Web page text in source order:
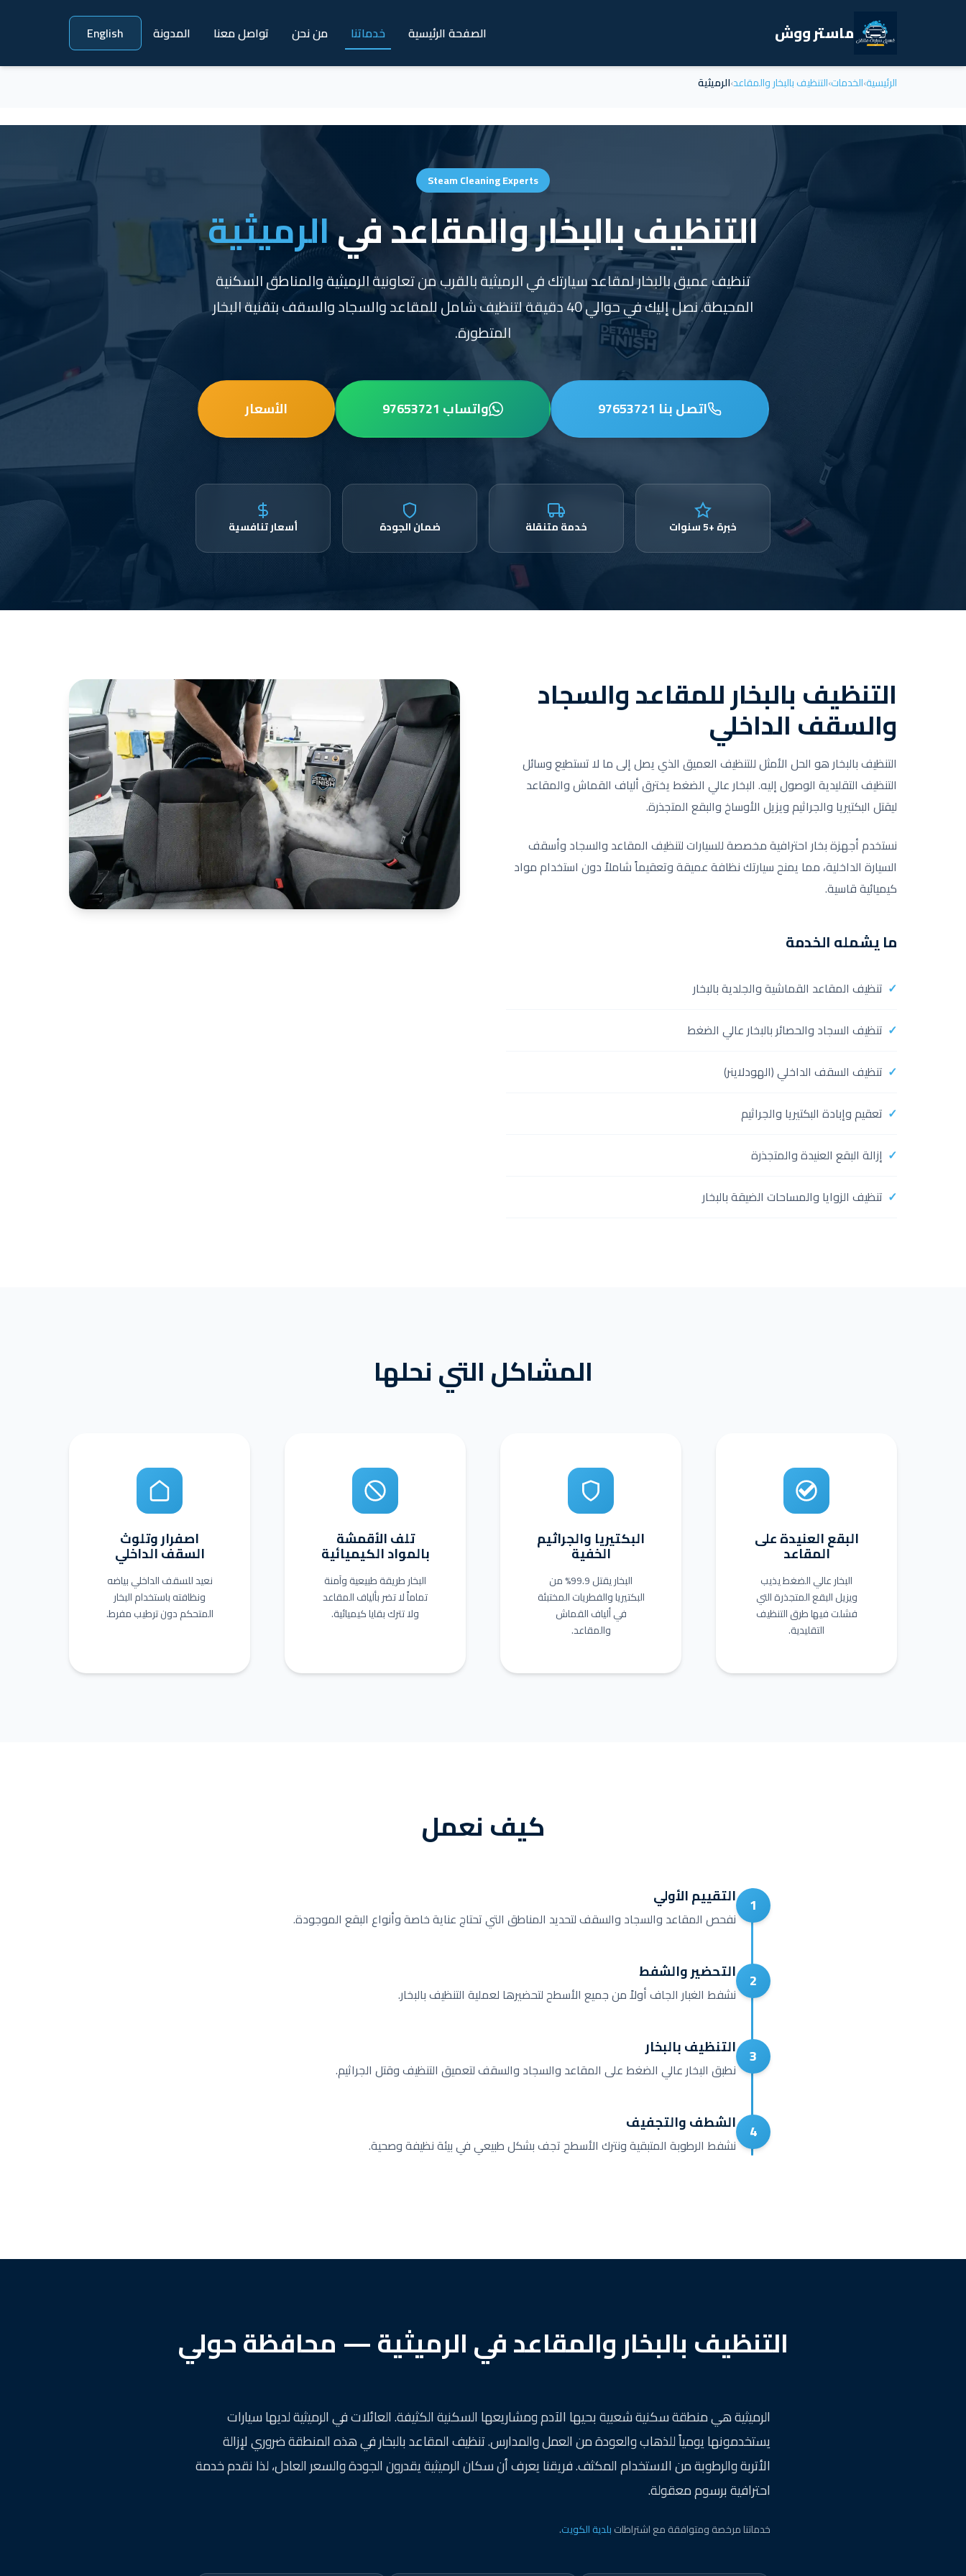
ماستر ووش الصفحة الرئيسية خدماتنا من نحن تواصل معنا المدونة English
الرئيسية›الخدمات›التنظيف بالبخار والمقاعد›الرميثية
Steam Cleaning Experts
التنظيف بالبخار والمقاعد فيالرميثية
تنظيف عميق بالبخار لمقاعد سيارتك في الرميثية بالقرب من تعاونية الرميثية والمناطق السكنية
المحيطة. نصل إليك في حوالي 40 دقيقة لتنظيف شامل للمقاعد والسجاد والسقف بتقنية البخار
المتطورة.
اتصل بنا 97653721 واتساب 97653721 الأسعار
خبرة +5 سنوات خدمة متنقلة ضمان الجودة أسعار تنافسية
التنظيف بالبخار للمقاعد والسجاد
والسقف الداخلي
التنظيف بالبخار هو الحل الأمثل للتنظيف العميق الذي يصل إلى ما لا تستطيع وسائل
التنظيف التقليدية الوصول إليه. البخار عالي الضغط يخترق ألياف القماش والمقاعد
ليقتل البكتيريا والجراثيم ويزيل الأوساخ والبقع المتجذرة.
نستخدم أجهزة بخار احترافية مخصصة للسيارات لتنظيف المقاعد والسجاد وأسقف
السيارة الداخلية، مما يمنح سيارتك نظافة عميقة وتعقيماً شاملاً دون استخدام مواد
كيميائية قاسية.
ما يشمله الخدمة
تنظيف المقاعد القماشية والجلدية بالبخار
تنظيف السجاد والحصائر بالبخار عالي الضغط
تنظيف السقف الداخلي (الهودلاينر)
تعقيم وإبادة البكتيريا والجراثيم
إزالة البقع العنيدة والمتجذرة
تنظيف الزوايا والمساحات الضيقة بالبخار
المشاكل التي نحلها
البقع العنيدة على
المقاعد
البخار عالي الضغط يذيب
ويزيل البقع المتجذرة التي
فشلت فيها طرق التنظيف
التقليدية.
البكتيريا والجراثيم
الخفية
البخار يقتل 99.9% من
البكتيريا والفطريات المختبئة
في ألياف القماش
والمقاعد.
تلف الأقمشة
بالمواد الكيميائية
البخار طريقة طبيعية وآمنة
تماماً لا تضر بألياف المقاعد
ولا تترك بقايا كيميائية.
اصفرار وتلوث
السقف الداخلي
نعيد للسقف الداخلي بياضه
ونظافته باستخدام البخار
المتحكم دون ترطيب مفرط.
كيف نعمل
1 التقييم الأولي
نفحص المقاعد والسجاد والسقف لتحديد المناطق التي تحتاج عناية خاصة وأنواع البقع الموجودة.
2 التحضير والشفط
نشفط الغبار الجاف أولاً من جميع الأسطح لتحضيرها لعملية التنظيف بالبخار.
3 التنظيف بالبخار
نطبق البخار عالي الضغط على المقاعد والسجاد والسقف لتعميق التنظيف وقتل الجراثيم.
4 الشطف والتجفيف
نشفط الرطوبة المتبقية ونترك الأسطح تجف بشكل طبيعي في بيئة نظيفة وصحية.
التنظيف بالبخار والمقاعد في الرميثية — محافظة حولي
الرميثية هي منطقة سكنية شعبية بحيها الآدم ومشاريعها السكنية الكثيفة. العائلات في الرميثية لديها سيارات
يستخدمونها يومياً للذهاب والعودة من العمل والمدارس. تنظيف المقاعد بالبخار في هذه المنطقة ضروري لإزالة
الأتربة والرطوبة من الاستخدام المكثف. فريقنا يعرف أن سكان الرميثية يقدرون الجودة والسعر العادل، لذا نقدم خدمة
احترافية برسوم معقولة.
خدماتنا مرخصة ومتوافقة مع اشتراطاتبلدية الكويت.